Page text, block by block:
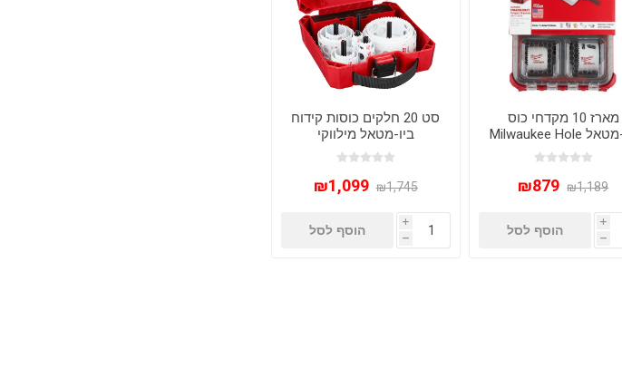
מארז 10 מקדחי כוס
בי-מטאל Milwaukee Hole
Dozer עם מזוודת
₪1,189
₪879
i
h
הוסף לסל
סט 20 חלקים כוסות קידוח
ביו-מטאל מילווקי
Milwaukee 49-22-4170
₪1,745
₪1,099
i
h
הוסף לסל